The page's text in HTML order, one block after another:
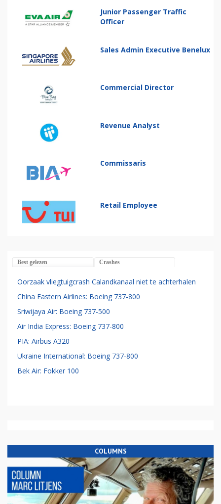
Junior Passenger Traffic
Officer
Sales Admin Executive Benelux
Commercial Director
Revenue Analyst
Commissaris
Retail Employee
Best gelezen Crashes
Oorzaak vliegtuigcrash Calandkanaal niet te achterhalen
China Eastern Airlines: Boeing 737-800
Sriwijaya Air: Boeing 737-500
Air India Express: Boeing 737-800
PIA: Airbus A320
Ukraine International: Boeing 737-800
Bek Air: Fokker 100
COLUMNS